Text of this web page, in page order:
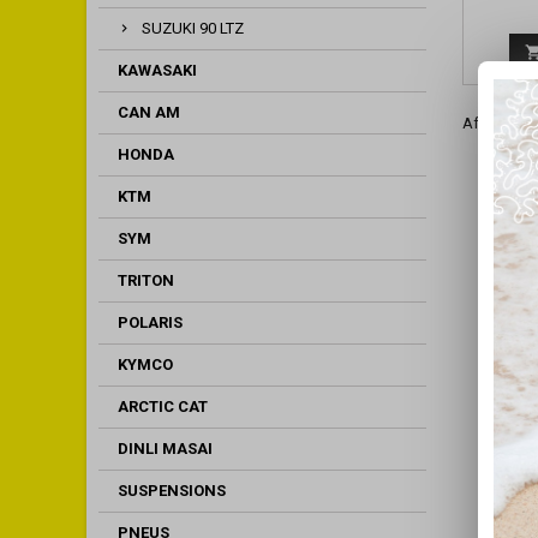
SUZUKI 90 LTZ
KAWASAKI
CAN AM
HONDA
KTM
SYM
TRITON
POLARIS
KYMCO
ARCTIC CAT
DINLI MASAI
SUSPENSIONS
PNEUS
Affichage